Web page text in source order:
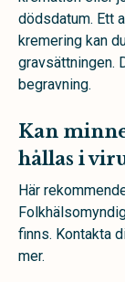
dödsdatum. Ett
kremering kan
gravsättningen.
begravning.
Kan
hållas i
Här
finns. Kontakta
mer.